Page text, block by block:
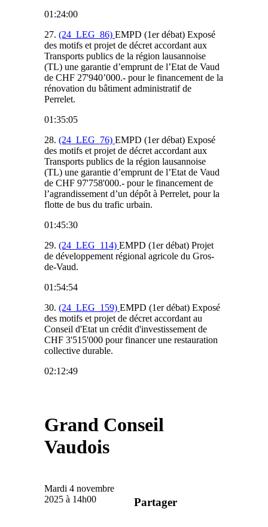
01:24:00
27. (24_LEG_86) EMPD (1er débat) Exposé
des motifs et projet de décret accordant aux
Transports publics de la région lausannoise
(TL) une garantie d’emprunt de l’Etat de Vaud
de CHF 27'940’000.- pour le financement de la
rénovation du bâtiment administratif de
Perrelet.
01:35:05
28. (24_LEG_76) EMPD (1er débat) Exposé
des motifs et projet de décret accordant aux
Transports publics de la région lausannoise
(TL) une garantie d’emprunt de l’Etat de Vaud
de CHF 97'758'000.- pour le financement de
l’agrandissement d’un dépôt à Perrelet, pour la
flotte de bus du trafic urbain.
01:45:30
29. (24_LEG_114) EMPD (1er débat) Projet
de développement régional agricole du Gros-
de-Vaud.
01:54:54
30. (24_LEG_159) EMPD (1er débat) Exposé
des motifs et projet de décret accordant au
Conseil d'Etat un crédit d'investissement de
CHF 3'515'000 pour financer une restauration
collective durable.
02:12:49
Grand Conseil
Vaudois
Mardi 4 novembre
2025 à 14h00
Partager